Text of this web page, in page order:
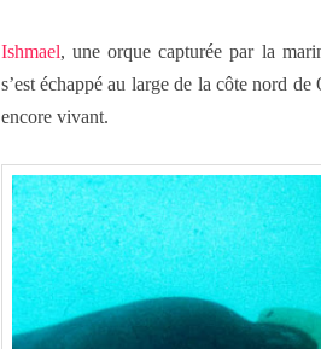
Ishmael, une orque capturée par la
s’est échappé au large de la côte nord
encore vivant.